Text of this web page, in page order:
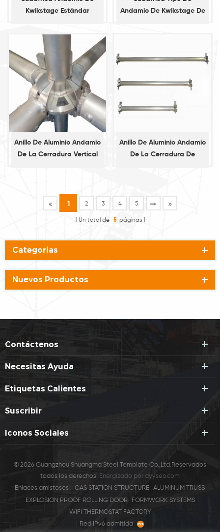
Kwikstage Estándar
Andamio De Kwikstage De
Anillo De Aluminio Andamio
De La Cerradura Vertical
Anillo De Aluminio Andamio
De La Cerradura De
1 2 3 4 5
Un total de 5 páginas
Categorías
Nuevos Productos
Contáctenos
Necesitas Ayuda
Etiquetas Calientes
Suscribir
Iconos Sociales
© 2026 Guangzhou Shuangma Steel Template Co.,Ltd.Reservados
todos los derechos. Energizado por dyyseo.com
Enlaces amistosos : GAS STATION STRUCTURE
ALUMINUM TRUSS
EXPLOSION PROOF ROLLING DOOR
FORMWORK SYSTEMS
WIFI THERMOSTAT FACTORY
Red IPv6 admitida